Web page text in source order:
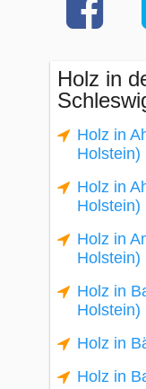
Holz in
Holz in
Holstein)
Holz in
Holstein)
Holz in
Holstein)
Holz in
Holstein)
Holz in
Holz in